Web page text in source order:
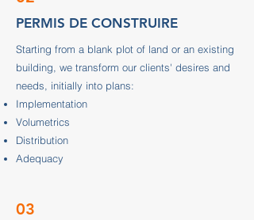
PERMIS DE CONSTRUIRE
Starting from a blank plot of land or an existing
building, we transform our clients' desires and
needs, initially into plans:
Implementation
Volumetrics
Distribution
Adequacy
03